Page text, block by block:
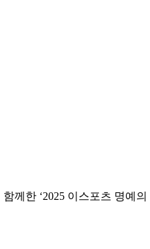
께한 ‘2025 이스포츠 명예의